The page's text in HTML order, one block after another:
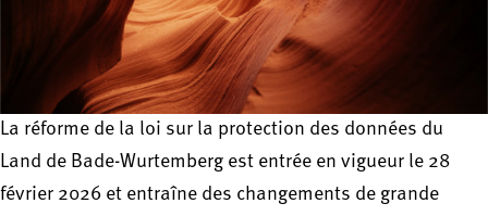
La réforme de la loi sur la protection des données du
Land de Bade-Wurtemberg est entrée en vigueur le 28
février 2026 et entraîne des changements de grande